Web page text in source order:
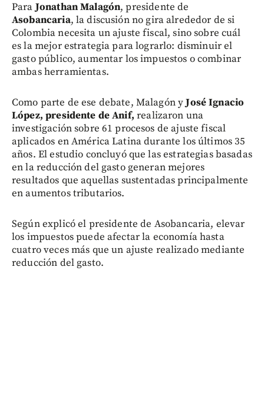
ParaJonathan Malagón, presidente de
Asobancaria, la discusión no gira alrededor de si
Colombia necesita un ajuste fiscal, sino sobre cuál
es la mejor estrategia para lograrlo: disminuir el
gasto público, aumentar los impuestos o combinar
ambas herramientas.
Como parte de ese debate, Malagón yJosé Ignacio
López, presidente de Anif,realizaron una
investigación sobre 61 procesos de ajuste fiscal
aplicados en América Latina durante los últimos 35
años. El estudio concluyó que las estrategias basadas
en la reducción del gasto generan mejores
resultados que aquellas sustentadas principalmente
en aumentos tributarios.
Según explicó el presidente de Asobancaria, elevar
los impuestos puede afectar la economía hasta
cuatro veces más que un ajuste realizado mediante
reducción del gasto.